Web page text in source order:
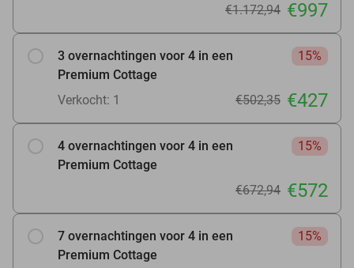
€1.172,94 €997
3 overnachtingen voor 4 in een
Premium Cottage
15%
Verkocht: 1 €502,35 €427
4 overnachtingen voor 4 in een
Premium Cottage
15%
€672,94 €572
7 overnachtingen voor 4 in een
Premium Cottage
15%